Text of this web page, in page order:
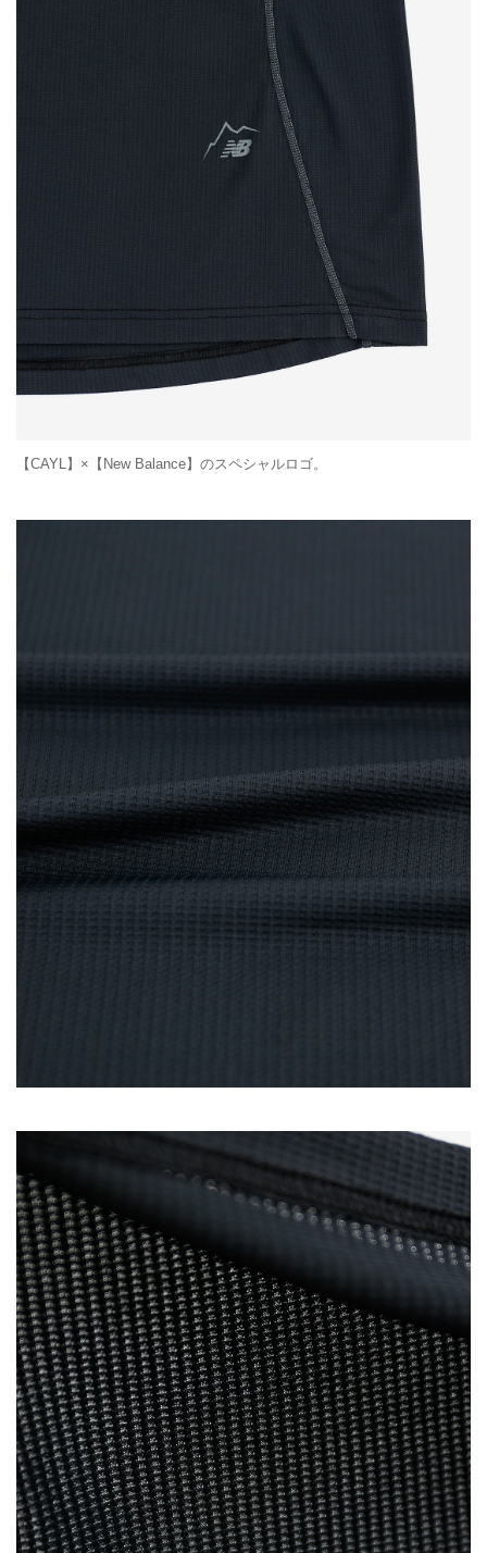
【CAYL】×【New Balance】のスペシャルロゴ。